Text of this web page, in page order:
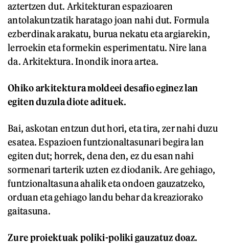
aztertzen dut. Arkitekturan espazioaren
antolakuntzatik haratago joan nahi dut. Formula
ezberdinak arakatu, burua nekatu eta argiarekin,
lerroekin eta formekin esperimentatu. Nire lana
da. Arkitektura. Inondik inora artea.
Ohiko arkitektura moldeei desafio eginez lan
egiten duzula diote adituek.
Bai, askotan entzun dut hori, eta tira, zer nahi duzu
esatea. Espazioen funtzionaltasunari begira lan
egiten dut; horrek, dena den, ez du esan nahi
sormenari tarterik uzten ez diodanik. Are gehiago,
funtzionaltasuna ahalik eta ondoen gauzatzeko,
orduan eta gehiago landu behar da kreaziorako
gaitasuna.
Zure proiektuak poliki-poliki gauzatuz doaz.